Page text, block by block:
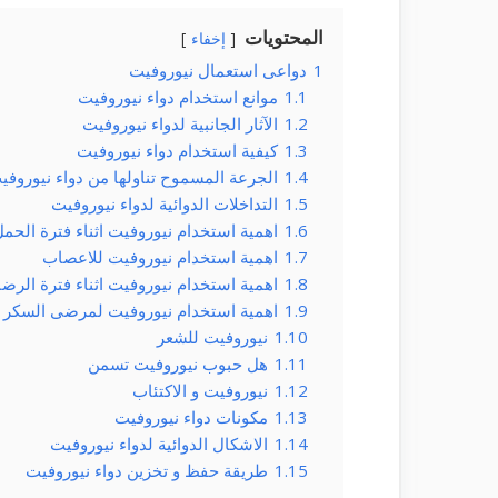
المحتويات إخفاء
1 دواعى استعمال نيوروفيت
1.1 موانع استخدام دواء نيوروفيت
1.2 الآثار الجانبية لدواء نيوروفيت
1.3 كيفية استخدام دواء نيوروفيت
1.4 الجرعة المسموح تناولها من دواء
1.5 التداخلات الدوائية لدواء نيوروفيت
1.6 اهمية استخدام نيوروفيت اثناء فترة
1.7 اهمية استخدام نيوروفيت للاعصاب
1.8 اهمية استخدام نيوروفيت اثناء فترة
1.9 اهمية استخدام نيوروفيت لمرضى السكر
1.10 نيوروفيت للشعر
1.11 هل حبوب نيوروفيت تسمن
1.12 نيوروفيت و الاكتئاب
1.13 مكونات دواء نيوروفيت
1.14 الاشكال الدوائية لدواء نيوروفيت
1.15 طريقة حفظ و تخزين دواء نيوروفيت